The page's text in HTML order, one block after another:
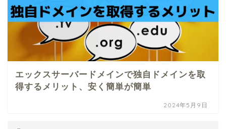
エックスサーバードメインで独自ドメインを取
得するメリット、安く簡単が簡単
2024年5月9日